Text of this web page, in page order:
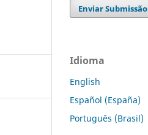
Enviar Submissão
Idioma
English
Español (España)
Português (Brasil)